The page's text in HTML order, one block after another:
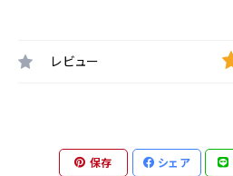
レビュー
保存 シェア